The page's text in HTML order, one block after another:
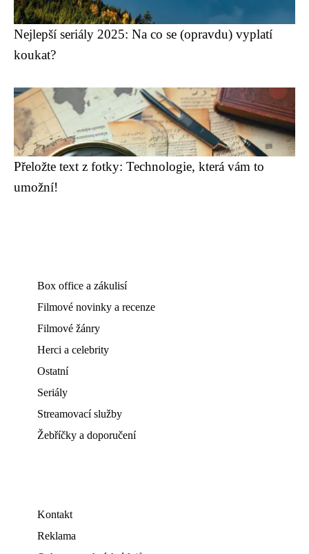
Nejlepší seriály 2025: Na co se (opravdu) vyplatí
koukat?
Přeložte text z fotky: Technologie, která vám to
umožní!
Box office a zákulisí
Filmové novinky a recenze
Filmové žánry
Herci a celebrity
Ostatní
Seriály
Streamovací služby
Žebříčky a doporučení
Kontakt
Reklama